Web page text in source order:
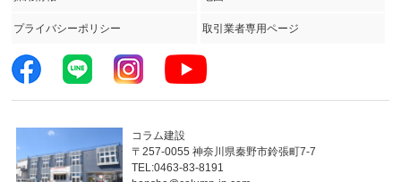
プライバシーポリシー 取引業者専用ページ
コラム建設
〒257-0055 神奈川県秦野市鈴張町7-7
TEL:0463-83-8191